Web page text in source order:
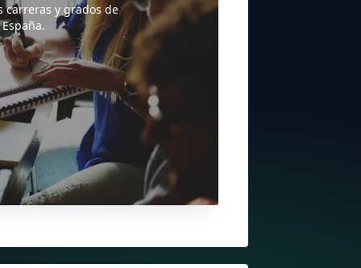
carreras y grados de